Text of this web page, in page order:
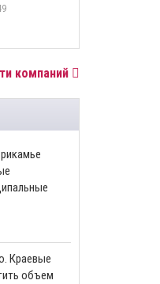
компаний
Краевые
объем